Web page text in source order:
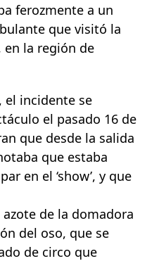
ferozmente a un
que visitó la
en la región de
el incidente se
el pasado 16 de
que desde la salida
que estaba
en el ‘show’, y que
de la domadora
del oso, que se
de circo que